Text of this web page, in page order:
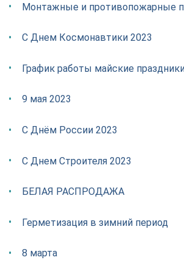
Монтажные и противопожарные
С Днем Космонавтики 2023
График работы майские
9 мая 2023
С Днём России 2023
С Днем Строителя 2023
БЕЛАЯ РАСПРОДАЖА
Герметизация в зимний период
8 марта